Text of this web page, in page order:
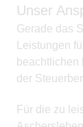
Unser
Gerade das
Leistungen
der
Für die zu